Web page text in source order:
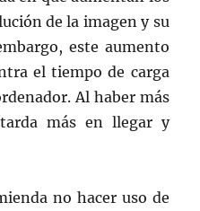
de la imagen y su
este aumento
el tiempo de carga
Al haber más
más en llegar y
no hacer uso de